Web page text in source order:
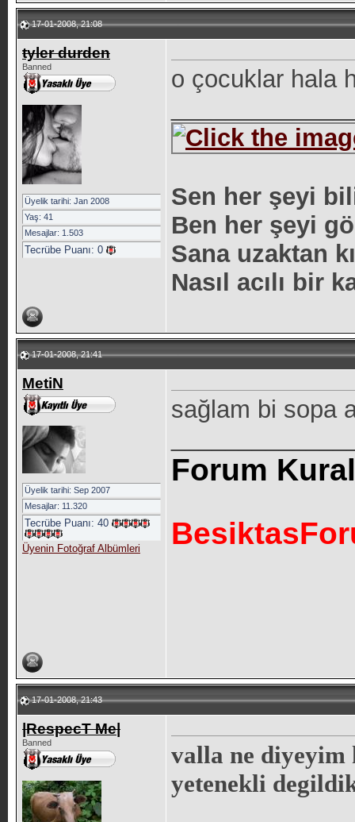
17-01-2008, 21:08
tyler durden
Banned
Üyelik tarihi: Jan 2008
Yaş: 41
Mesajlar: 1.503
Tecrübe Puanı: 0
o çocuklar hala
Sen her şeyi
Ben her şeyi
Sana uzaktan
Nasıl acılı bir
17-01-2008, 21:41
MetiN
Üyelik tarihi: Sep 2007
Mesajlar: 11.320
Tecrübe Puanı: 40
Üyenin Fotoğraf Albümleri
sağlam bi sopa
Forum
17-01-2008, 21:43
|RespecT Me|
Banned
valla ne diyeyim
yetenekli